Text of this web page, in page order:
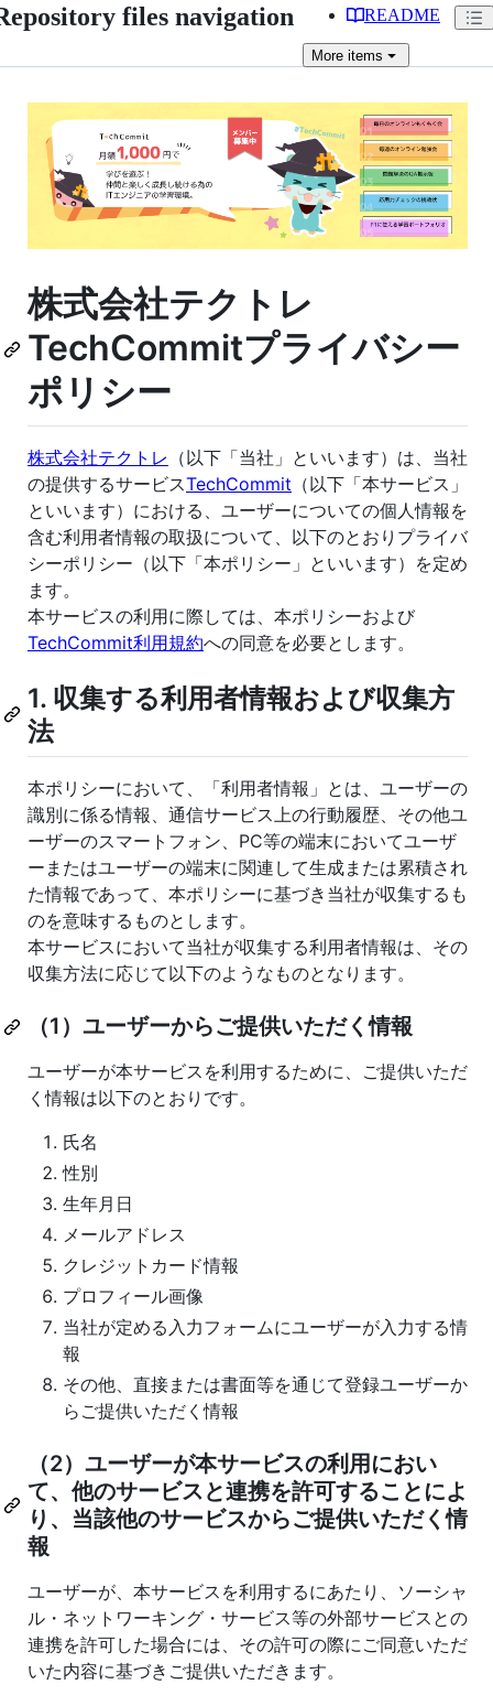
files navigation README
More items
株式会社テクトレ
TechCommitプライバシー
ポリシー
株式会社テクトレ （以下「当社」といいます）は、当社
の提供するサービスTechCommit （以下「本サービス」
といいます）における、ユーザーについての個人情報を
含む利用者情報の取扱について、以下のとおりプライバ
シーポリシー（以下「本ポリシー」といいます）を定め
ます。
本サービスの利用に際しては、本ポリシーおよび
TechCommit利用規約への同意を必要とします。
1. 収集する利用者情報および収集方
法
本ポリシーにおいて、「利用者情報」とは、ユーザーの
識別に係る情報、通信サービス上の行動履歴、その他ユ
ーザーのスマートフォン、PC等の端末においてユーザ
ーまたはユーザーの端末に関連して生成または累積され
た情報であって、本ポリシーに基づき当社が収集するも
のを意味するものとします。
本サービスにおいて当社が収集する利用者情報は、その
収集方法に応じて以下のようなものとなります。
（1）ユーザーからご提供いただく情報
ユーザーが本サービスを利用するために、ご提供いただ
く情報は以下のとおりです。
氏名
性別
生年月日
メールアドレス
クレジットカード情報
プロフィール画像
当社が定める入力フォームにユーザーが入力する情
報
その他、直接または書面等を通じて登録ユーザーか
らご提供いただく情報
（2）ユーザーが本サービスの利用におい
て、他のサービスと連携を許可することによ
り、当該他のサービスからご提供いただく情
報
ユーザーが、本サービスを利用するにあたり、ソーシャ
ル・ネットワーキング・サービス等の外部サービスとの
連携を許可した場合には、その許可の際にご同意いただ
いた内容に基づきご提供いただきます。